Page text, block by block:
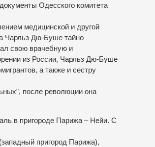
Одесского комитета
медицинской и другой
Чарльз Дю-Буше тайно
свою врачебную и
из России, Чарльз Дю-Буше
а также и сестру
после революции она
в пригороде Парижа – Нейи. С
пригород Парижа),